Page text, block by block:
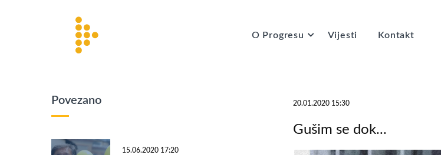
O Progresu Vijesti Kontakt
20.01.2020 15:30
Gušim se dok...
Povezano
15.06.2020 17:20